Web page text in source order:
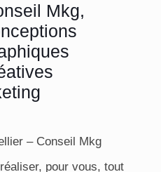
Mkg,
– Conseil Mkg
pour vous, tout